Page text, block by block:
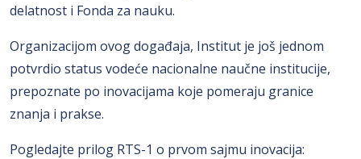
delatnost i Fonda za nauku.
Organizacijom ovog događaja, Institut je još jednom
potvrdio status vodeće nacionalne naučne institucije,
prepoznate po inovacijama koje pomeraju granice
znanja i prakse.
Pogledajte prilog RTS-1 o prvom sajmu inovacija: